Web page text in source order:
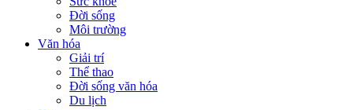
Đời sống
Môi trường
Văn hóa
Giải trí
Thể thao
Đời sống văn hóa
Du lịch